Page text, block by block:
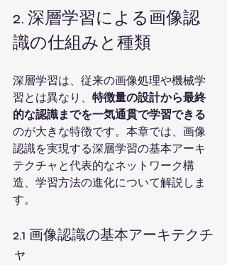
2. 深層学習による画像認
識の仕組みと種類
深層学習は、従来の画像処理や機械学
習とは異なり、 特徴量の設計から最終
的な認識までを一気通貫で学習できる
のが大きな特徴です。本章では、画像
認識を実現する深層学習の基本アーキ
テクチャと代表的なネットワーク構
造、学習方法の進化について解説しま
す。
2.1 画像認識の基本アーキテクチ
ャ